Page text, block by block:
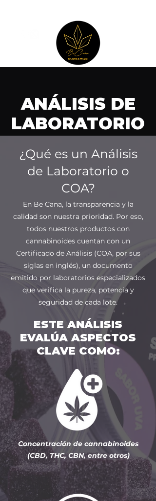
ANÁLISIS DE
LABORATORIO
¿Qué es un Análisis
de Laboratorio o
COA?
En Be Cana, la transparencia y la
calidad son nuestra prioridad. Por eso,
todos nuestros productos con
cannabinoides cuentan con un
Certificado de Análisis (COA, por sus
siglas en inglés), un documento
emitido por laboratorios especializados
que verifica la pureza, potencia y
seguridad de cada lote.
ESTE ANÁLISIS
EVALÚA ASPECTOS
CLAVE COMO:
Concentración de cannabinoides
(CBD, THC, CBN, entre otros)